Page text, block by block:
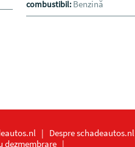
combustibil: Benzină
| Despre schadeautos.nl
dezmembrare|